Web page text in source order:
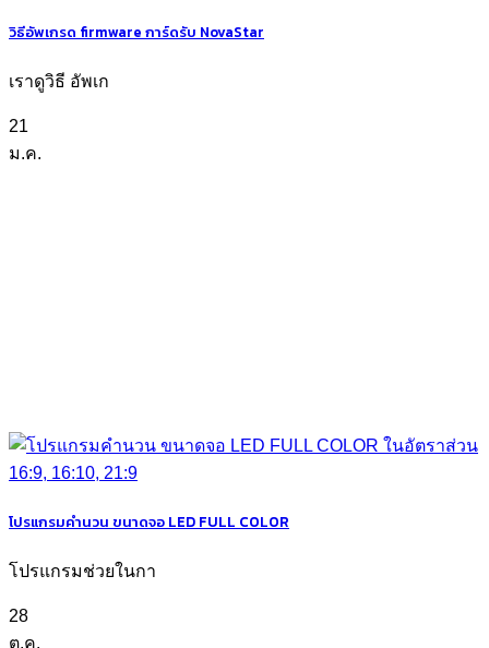
วิธีอัพเกรด firmware การ์ดรับ NovaStar
เราดูวิธี อัพเก
21
ม.ค.
โปรแกรมคำนวน ขนาดจอ LED FULL COLOR
โปรแกรมช่วยในกา
28
ต.ค.